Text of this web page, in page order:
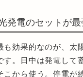
発電のセットが最
も効果的なのが、太
。日中は発電して
こから使う。停電が